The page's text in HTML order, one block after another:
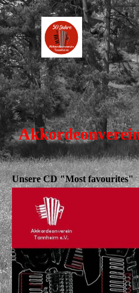
Unsere CD "Most favourites"